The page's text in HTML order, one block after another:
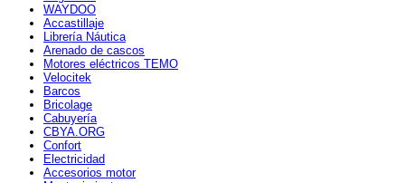
WAYDOO
Accastillaje
Librería Náutica
Arenado de cascos
Motores eléctricos TEMO
Velocitek
Barcos
Bricolage
Cabuyería
CBYA.ORG
Confort
Electricidad
Accesorios motor